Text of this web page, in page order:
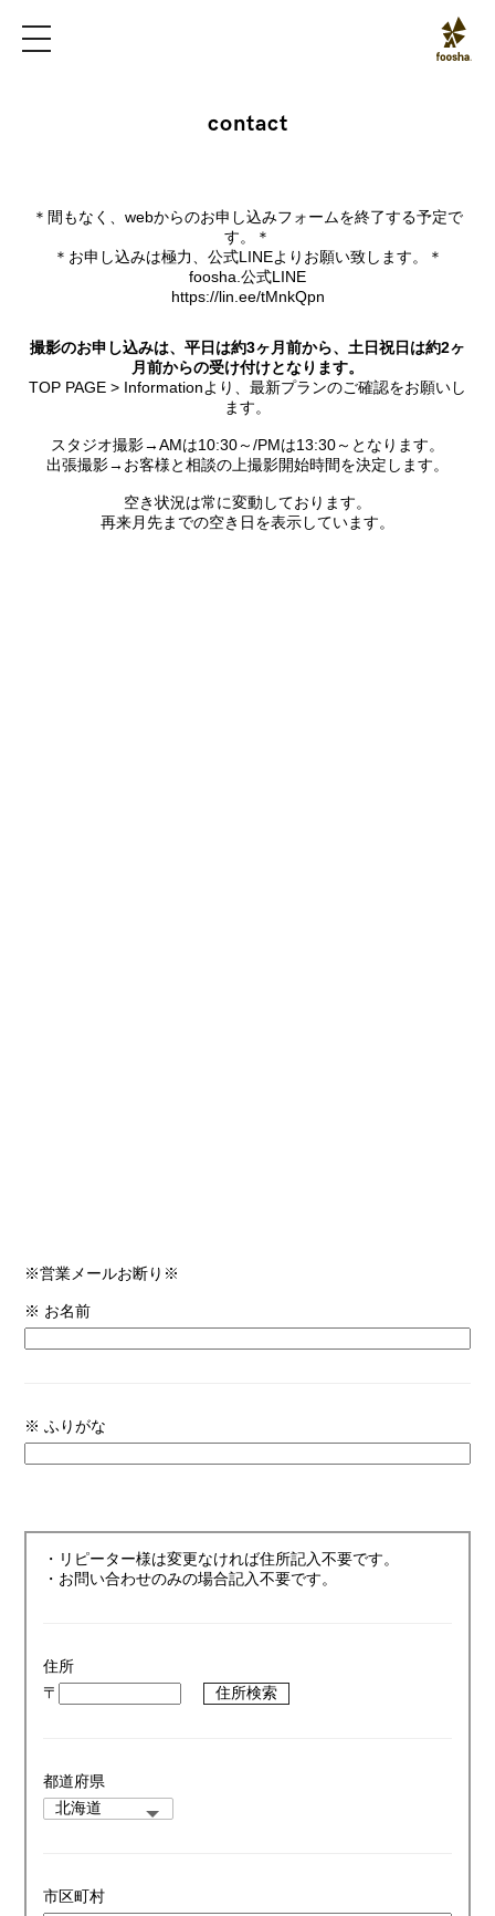
contact
＊間もなく、webからのお申し込みフォームを終了する予定で
す。＊
＊お申し込みは極力、公式LINEよりお願い致します。＊
foosha.公式LINE
https://lin.ee/tMnkQpn
撮影のお申し込みは、平日は約3ヶ月前から、土日祝日は約2ヶ
月前からの受け付けとなります。
TOP PAGE > Informationより、最新プランのご確認をお願いし
ます。
スタジオ撮影→AMは10:30～/PMは13:30～となります。
出張撮影→お客様と相談の上撮影開始時間を決定します。
空き状況は常に変動しております。
再来月先までの空き日を表示しています。
※営業メールお断り※
※ お名前
※ ふりがな
・リピーター様は変更なければ住所記入不要です。
・お問い合わせのみの場合記入不要です。
住所
〒
住所検索
都道府県
市区町村